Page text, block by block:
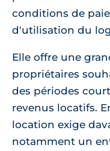
conditions de
d'utilisation du
Elle offre une
propriétaires
des périodes
revenus locatifs.
location exige
notamment un